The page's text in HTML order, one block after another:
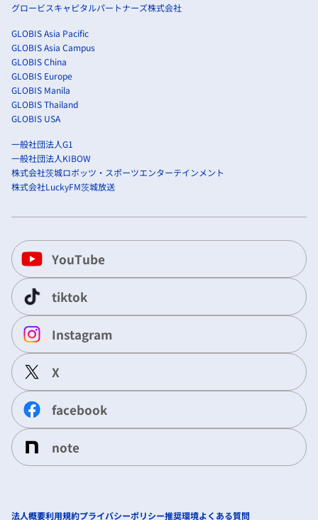
グロービスキャピタルパートナーズ株式会社
GLOBIS Asia Pacific
GLOBIS Asia Campus
GLOBIS China
GLOBIS Europe
GLOBIS Manila
GLOBIS Thailand
GLOBIS USA
一般社団法人G1
一般社団法人KIBOW
株式会社茨城ロボッツ・スポーツエンターテインメント
株式会社LuckyFM茨城放送
YouTube
tiktok
Instagram
X
facebook
note
法人概要利用規約プライバシーポリシー推奨環境よくある質問